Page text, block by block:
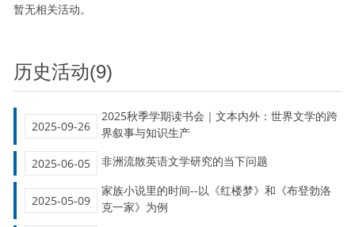
暂无相关活动。
历史活动(9)
2025-09-26
2025秋季学期读书会｜文本内外：世界文学的跨
界叙事与知识生产
2025-06-05 非洲流散英语文学研究的当下问题
2025-05-09
家族小说里的时间--以《红楼梦》和《布登勃洛
克一家》为例